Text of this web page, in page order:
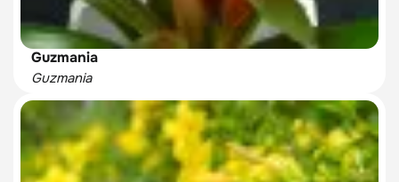
Guzmania
Guzmania